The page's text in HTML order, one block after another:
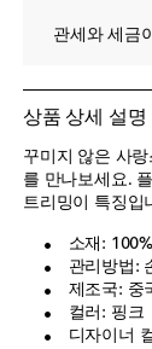
관세와 세금
상품 상세 설명
꾸미지 않은 사
를 만나보세요.
트리밍이 특징입
소재:
관리방법:
제조국: 중
컬러: 핑크
디자이너